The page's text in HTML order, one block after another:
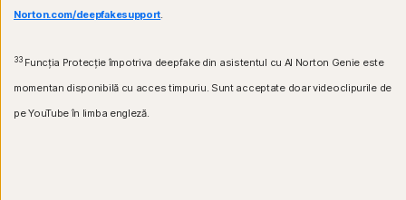
Norton.com/deepfakesupport.
33Funcția Protecție împotriva deepfake din asistentul cu AI Norton Genie este
momentan disponibilă cu acces timpuriu. Sunt acceptate doar videoclipurile de
pe YouTube în limba engleză.